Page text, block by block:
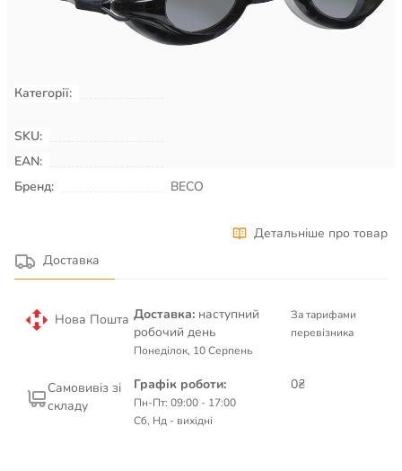
КУПИТИ
Категорії:
SKU:
EAN:
Бренд:
BECO
Детальніше про товар
Доставка
Нова Пошта Доставка: наступний
робочий день
Понеділок, 10 Серпень
За тарифами
перевізника
Самовивіз зі
складу
Графік роботи:
Пн-Пт: 09:00 - 17:00
Сб, Нд - вихідні
0₴